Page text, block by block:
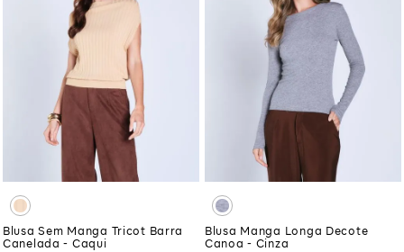
Blusa Sem Manga Tricot Barra
Canelada - Caqui
Blusa Manga Longa Decote
Canoa - Cinza